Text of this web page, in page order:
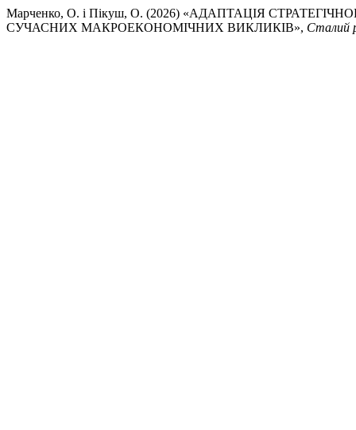
Марченко, О. і Пікуш, О. (2026) «АДАПТАЦІЯ
СУЧАСНИХ МАКРОЕКОНОМІЧНИХ ВИКЛИКІВ», Сталий